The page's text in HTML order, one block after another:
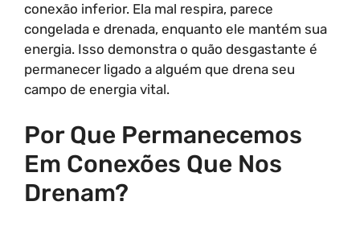
conexão inferior. Ela mal respira, parece
congelada e drenada, enquanto ele mantém sua
energia. Isso demonstra o quão desgastante é
permanecer ligado a alguém que drena seu
campo de energia vital.
Por Que Permanecemos
Em Conexões Que Nos
Drenam?